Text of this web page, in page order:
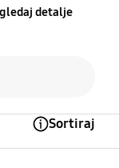
detalje
Sortiraj